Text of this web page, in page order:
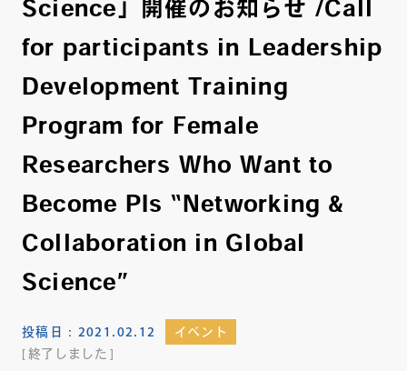
Science」開催のお知らせ /Call
for participants in Leadership
Development Training
Program for Female
Researchers Who Want to
Become PIs “Networking &
Collaboration in Global
Science”
投稿日： 2021.02.12
イベント
終了しました